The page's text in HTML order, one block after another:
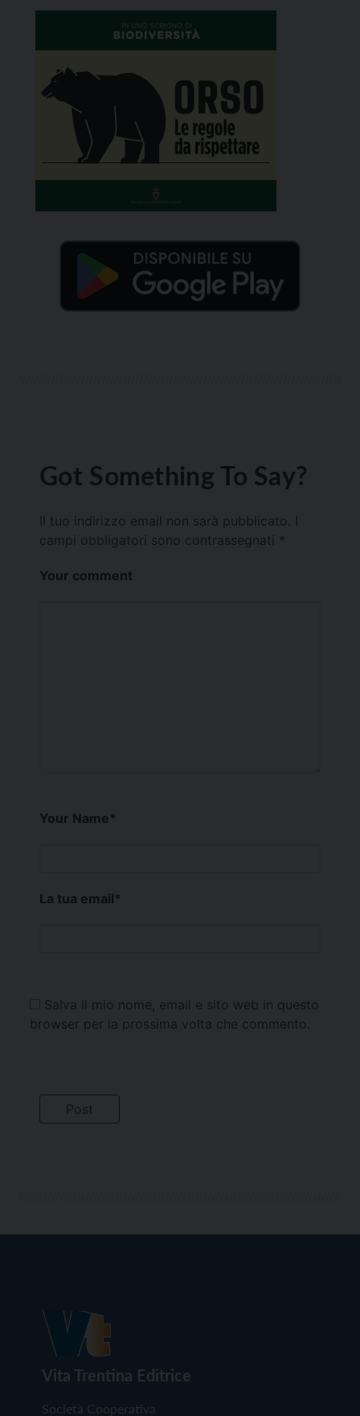
Got Something To Say?
Il tuo indirizzo email non sarà pubblicato.
campi obbligatori sono contrassegnati *
Your comment
Your Name*
La tua email*
Salva il mio nome, email e sito web in questo
browser per la prossima volta che commento.
Vita Trentina Editrice
Società Cooperativa